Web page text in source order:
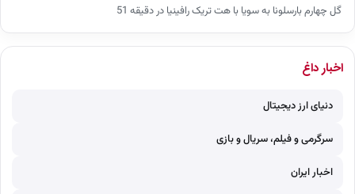
گل چهارم بارسلونا به سویا با هت تریک رافینیا در دقیقه 51
اخبار داغ
دنیای ارز دیجیتال
سرگرمی و فیلم، سریال و بازی
اخبار ایران